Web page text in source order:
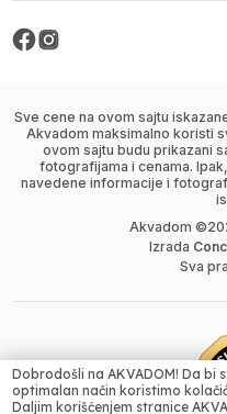
32400.00RSD
Sve cene na ovom sajtu
Akvadom maksimalno koristi
ovom sajtu budu prikazani
fotografijama i cenama.
navedene informacije i
Akvadom ©
Izrada
Sva
Dobrodošli na AKVADOM! Da bi
optimalan način koristimo
Daljim korišćenjem stranice